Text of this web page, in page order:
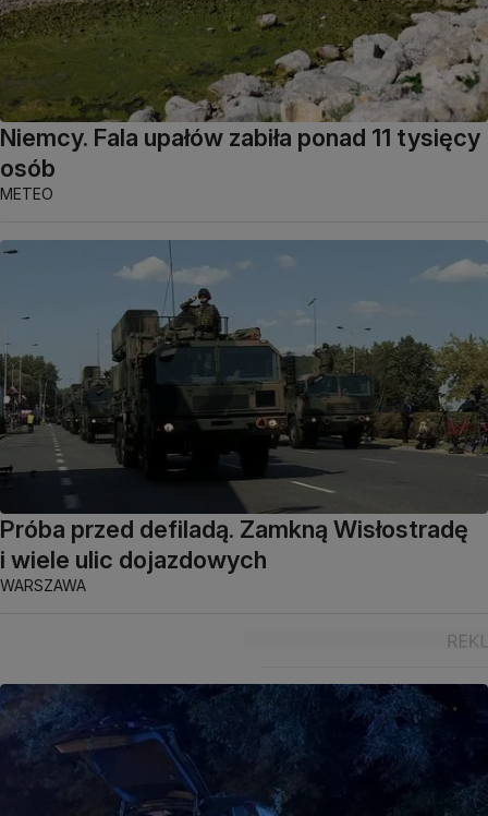
Niemcy. Fala upałów zabiła ponad 11 tysięcy
osób
METEO
Próba przed defiladą. Zamkną Wisłostradę
i wiele ulic dojazdowych
WARSZAWA